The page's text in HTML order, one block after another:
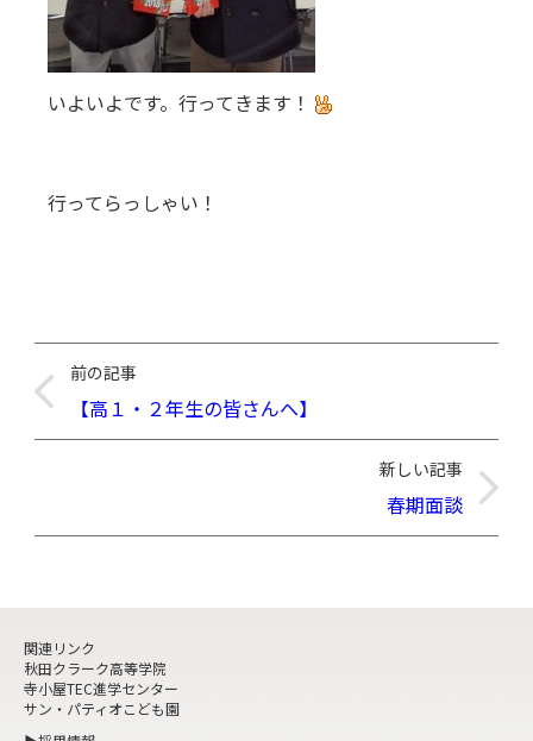
いよいよです。行ってきます！
行ってらっしゃい！
前の記事
【高１・２年生の皆さんへ】
新しい記事
春期面談
関連リンク
秋田クラーク高等学院
寺小屋TEC進学センター
サン・パティオこども園